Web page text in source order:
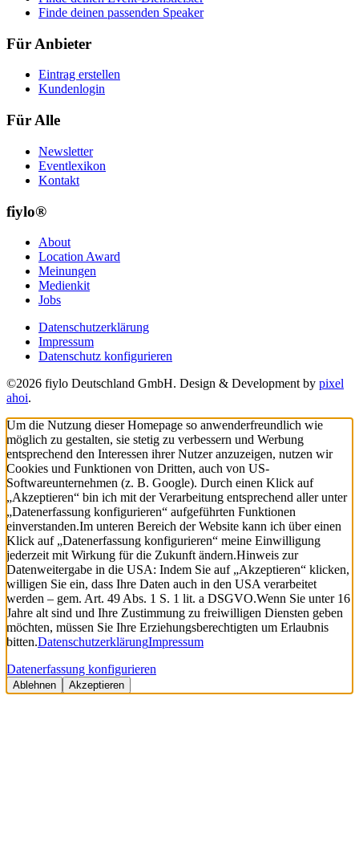
Finde deinen passenden Speaker
Für Anbieter
Eintrag erstellen
Kundenlogin
Für Alle
Newsletter
Eventlexikon
Kontakt
fiylo®
About
Location Award
Meinungen
Medienkit
Jobs
Datenschutzerklärung
Impressum
Datenschutz konfigurieren
©2026 fiylo Deutschland GmbH. Design & Development by pixel
ahoi.
Um die Nutzung dieser Homepage so anwenderfreundlich wie
möglich zu gestalten, sie stetig zu verbessern und Werbung
entsprechend den Interessen ihrer Nutzer anzuzeigen, nutzen wir
Cookies und Funktionen von Dritten, auch von US-
Softwareunternehmen (z. B. Google). Durch einen Klick auf
„Akzeptieren“ bin ich mit der Verarbeitung entsprechend aller unter
„Datenerfassung konfigurieren“ aufgeführten Funktionen
einverstanden.Im unteren Bereich der Website kann ich über einen
Klick auf „Datenerfassung konfigurieren“ meine Einwilligung
jederzeit mit Wirkung für die Zukunft ändern.Hinweis zur
Datenweitergabe in die USA: Indem Sie auf „Akzeptieren“ klicken,
willigen Sie ein, dass Ihre Daten auch in den USA verarbeitet
werden – gem. Art. 49 Abs. 1 S. 1 lit. a DSGVO.Wenn Sie unter 16
Jahre alt sind und Ihre Zustimmung zu freiwilligen Diensten geben
möchten, müssen Sie Ihre Erziehungsberechtigten um Erlaubnis
bitten.DatenschutzerklärungImpressum
Datenerfassung konfigurieren
Ablehnen Akzeptieren